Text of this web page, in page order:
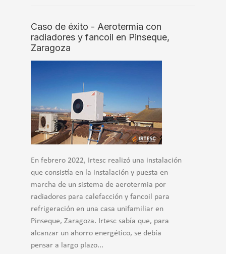
Caso de éxito - Aerotermia con
radiadores y fancoil en Pinseque,
Zaragoza
En febrero 2022, Irtesc realizó una instalación
que consistía en la instalación y puesta en
marcha de un sistema de aerotermia por
radiadores para calefacción y fancoil para
refrigeración en una casa unifamiliar en
Pinseque, Zaragoza. Irtesc sabía que, para
alcanzar un ahorro energético, se debía
pensar a largo plazo...